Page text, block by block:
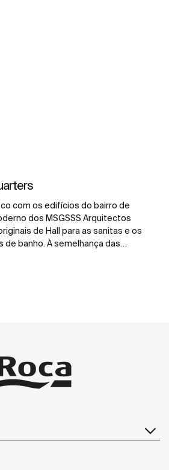
com os edifícios do bairro de
dos MSGSSS Arquitectos
de Hall para as sanitas e os
banho. À semelhança das
Start, enquanto as áreas de
com os temporizadores Instant.
para com a eficiência
a sustentabilidade, as
a poupança de água e energia
eficientes para espaços de